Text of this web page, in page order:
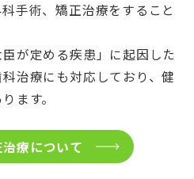
手術、矯正治療をすること
が定める疾患」に起因した
治療にも対応しており、健
ます。
療について